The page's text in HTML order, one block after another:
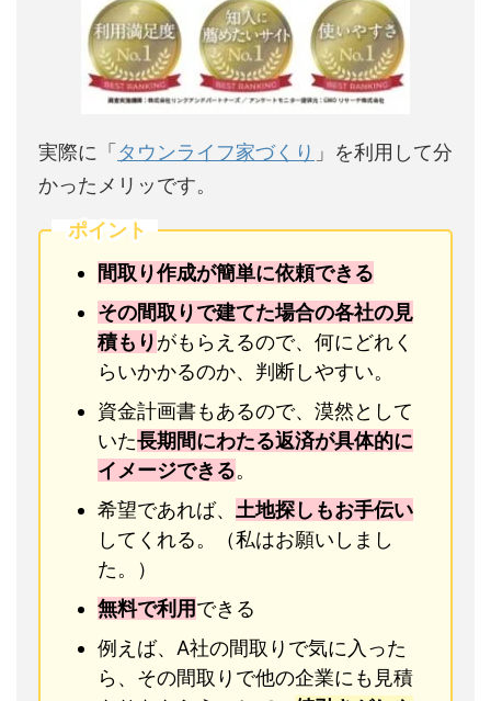
実際に「タウンライフ家づくり 」を利用して分
かったメリッです。
ポイント
間取り作成が簡単に依頼できる
その間取りで建てた場合の各社の見
積もりがもらえるので、何にどれく
らいかかるのか、判断しやすい。
資金計画書もあるので、漠然として
いた長期間にわたる返済が具体的に
イメージできる。
希望であれば、 土地探しもお手伝い
してくれる。（私はお願いしまし
た。）
無料で利用できる
例えば、A社の間取りで気に入った
ら、その間取りで他の企業にも見積